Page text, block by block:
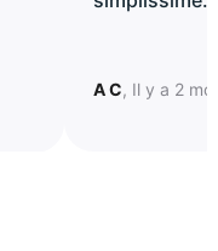
A C, Il y a 2